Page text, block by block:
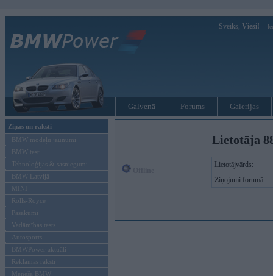
Sveiks, Viesi!
Galvenā Forums Galerijas
Ziņas un raksti
BMW modeļu jaunumi
BMW testi
Tehnoloģijas & sasniegumi
BMW Latvijā
MINI
Rolls-Royce
Pasākumi
Vadāmības tests
Autosports
BMWPower aktuāli
Reklāmas raksti
Mēneša BMW
Lietotāja
Lietotājvārds:
Ziņojumi forumā: